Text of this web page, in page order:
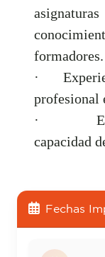
formadores.
·
profesional
·
capacidad
Fechas